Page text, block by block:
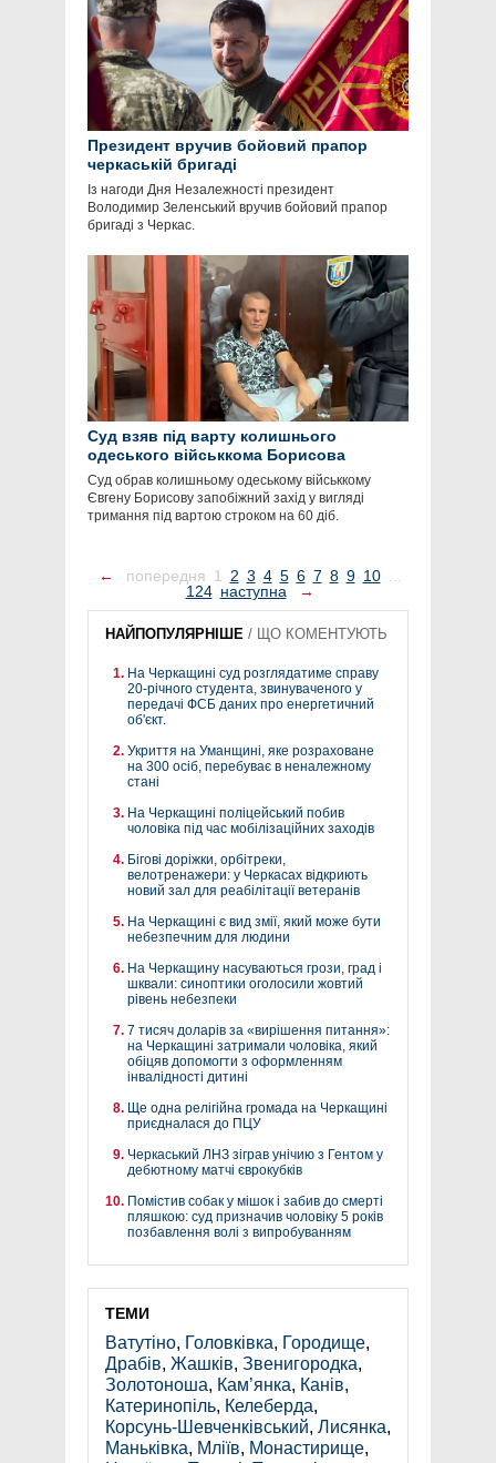
Президент вручив бойовий прапор
черкаській бригаді
Із нагоди Дня Незалежності президент
Володимир Зеленський вручив бойовий прапор
бригаді з Черкас.
Суд взяв під варту колишнього
одеського військкома Борисова
Суд обрав колишньому одеському військкому
Євгену Борисову запобіжний захід у вигляді
тримання під вартою строком на 60 діб.
← попередня 1 2 3 4 5 6 7 8 9 10 ...
124 наступна →
НАЙПОПУЛЯРНІШЕ / ЩО КОМЕНТУЮТЬ
На Черкащині суд розглядатиме справу
20-річного студента, звинуваченого у
передачі ФСБ даних про енергетичний
об'єкт.
Укриття на Уманщині, яке розраховане
на 300 осіб, перебуває в неналежному
стані
На Черкащині поліцейський побив
чоловіка під час мобілізаційних заходів
Бігові доріжки, орбітреки,
велотренажери: у Черкасах відкриють
новий зал для реабілітації ветеранів
На Черкащині є вид змії, який може бути
небезпечним для людини
На Черкащину насуваються грози, град і
шквали: синоптики оголосили жовтий
рівень небезпеки
7 тисяч доларів за «вирішення питання»:
на Черкащині затримали чоловіка, який
обіцяв допомогти з оформленням
інвалідності дитині
Ще одна релігійна громада на Черкащині
приєдналася до ПЦУ
Черкаський ЛНЗ зіграв унічию з Гентом у
дебютному матчі єврокубків
Помістив собак у мішок і забив до смерті
пляшкою: суд призначив чоловіку 5 років
позбавлення волі з випробуванням
ТЕМИ
Ватутіно, Головківка, Городище,
Драбів, Жашків, Звенигородка,
Золотоноша, Кам’янка, Канів,
Катеринопіль, Келеберда,
Корсунь-Шевченківський, Лисянка,
Маньківка, Мліїв, Монастирище,